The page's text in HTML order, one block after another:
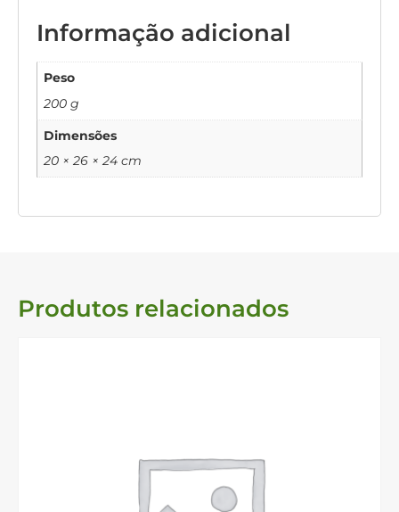
Informação adicional
Peso
200 g
Dimensões
20 × 26 × 24 cm
Produtos relacionados